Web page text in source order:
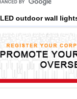
LED outdoor wall